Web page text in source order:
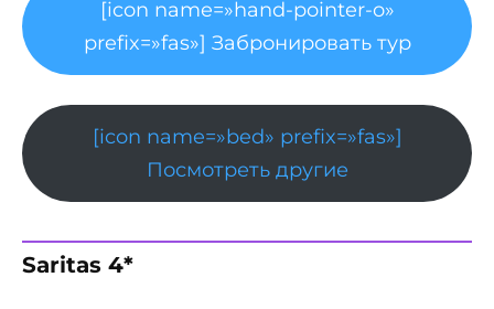
[icon name=»hand-pointer-o»
prefix=»fas»] Забронировать тур
[icon name=»bed» prefix=»fas»]
Посмотреть другие
Saritas 4*